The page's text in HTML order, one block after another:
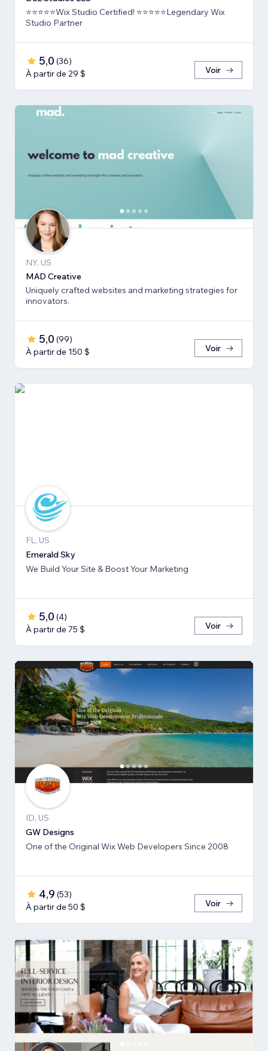
⭐⭐⭐⭐⭐Wix Studio Certified! ⭐⭐⭐⭐⭐Legendary Wix
Studio Partner
5,0 (36)
À partir de 29 $
Voir
NY, US
MAD Creative
Uniquely crafted websites and marketing strategies for
innovators.
5,0 (99)
À partir de 150 $
Voir
FL, US
Emerald Sky
We Build Your Site & Boost Your Marketing
5,0 (4)
À partir de 75 $
Voir
ID, US
GW Designs
One of the Original Wix Web Developers Since 2008
4,9 (53)
À partir de 50 $
Voir